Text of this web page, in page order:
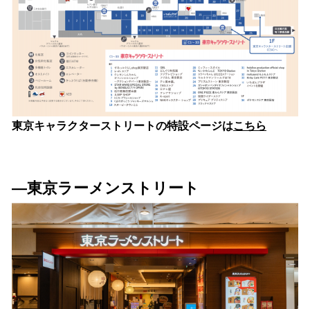
東京キャラクターストリートの特設ページはこちら
―東京ラーメンストリート